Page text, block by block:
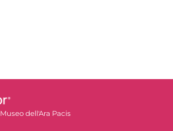
Museo dell'Ara Pacis